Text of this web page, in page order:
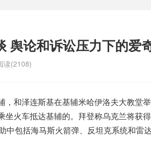
舆论和诉讼压力下的爱
读(2108)
，和泽连斯基在基辅米哈伊洛夫大教堂
火车抵达基辅的。拜登称乌克兰将获
中包括海马斯火箭弹、反坦克系统和雷